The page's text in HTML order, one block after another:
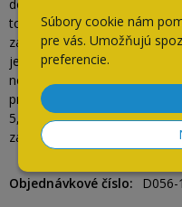
Súbory cookie nám
pre vás. Umožňujú
preferencie.
do 3 pracovných dní od
tovar ešte nie je
závesy, na úchytky,
je možné reklamovať
nesprávnou manipuláciou –
preliačiny na povrchu a pod.
5, Zmeny v objednávke je
zadania alebo potvrdenia
Objednávkové číslo D056-1